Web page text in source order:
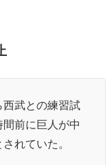
西武との練習試
前に巨人が中
れていた。